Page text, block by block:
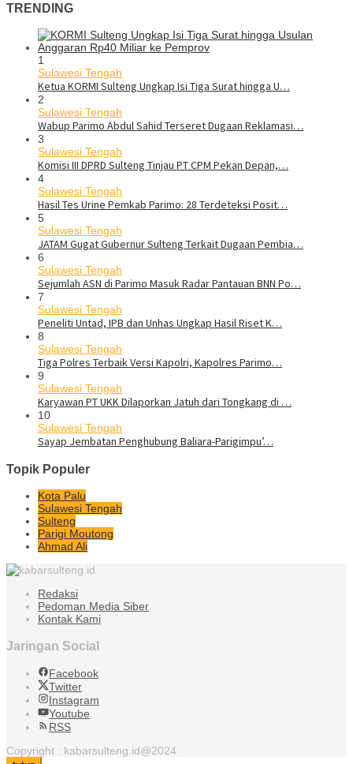
TRENDING
1
Sulawesi Tengah
Ketua KORMI Sulteng Ungkap Isi Tiga Surat hingga U…
2
Sulawesi Tengah
Wabup Parimo Abdul Sahid Terseret Dugaan Reklamasi…
3
Sulawesi Tengah
Komisi III DPRD Sulteng Tinjau PT CPM Pekan Depan,…
4
Sulawesi Tengah
Hasil Tes Urine Pemkab Parimo: 28 Terdeteksi Posit…
5
Sulawesi Tengah
JATAM Gugat Gubernur Sulteng Terkait Dugaan Pembia…
6
Sulawesi Tengah
Sejumlah ASN di Parimo Masuk Radar Pantauan BNN Po…
7
Sulawesi Tengah
Peneliti Untad, IPB dan Unhas Ungkap Hasil Riset K…
8
Sulawesi Tengah
Tiga Polres Terbaik Versi Kapolri, Kapolres Parimo…
9
Sulawesi Tengah
Karyawan PT UKK Dilaporkan Jatuh dari Tongkang di …
10
Sulawesi Tengah
Sayap Jembatan Penghubung Baliara-Parigimpu’…
Topik Populer
Kota Palu
Sulawesi Tengah
Sulteng
Parigi Moutong
Ahmad Ali
Redaksi
Pedoman Media Siber
Kontak Kami
Jaringan Social
Facebook
Twitter
Instagram
Youtube
RSS
Copyright : kabarsulteng.id@2024